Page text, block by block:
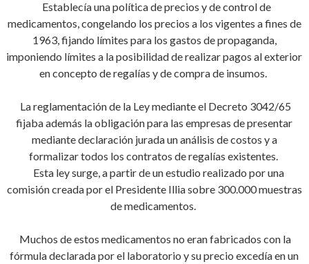
Establecía una política de precios y de control de
medicamentos, congelando los precios a los vigentes a fines de
1963, fijando límites para los gastos de propaganda,
imponiendo límites a la posibilidad de realizar pagos al exterior
en concepto de regalías y de compra de insumos.
La reglamentación de la Ley mediante el Decreto 3042/65
fijaba además la obligación para las empresas de presentar
mediante declaración jurada un análisis de costos y a
formalizar todos los contratos de regalías existentes.
Esta ley surge, a partir de un estudio realizado por una
comisión creada por el Presidente Illia sobre 300.000 muestras
de medicamentos.
Muchos de estos medicamentos no eran fabricados con la
fórmula declarada por el laboratorio y su precio excedía en un